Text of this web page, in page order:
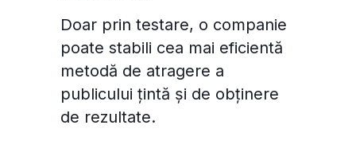
Doar prin testare, o companie
poate stabili cea mai eficientă
metodă de atragere a
publicului țintă și de obținere
de rezultate.